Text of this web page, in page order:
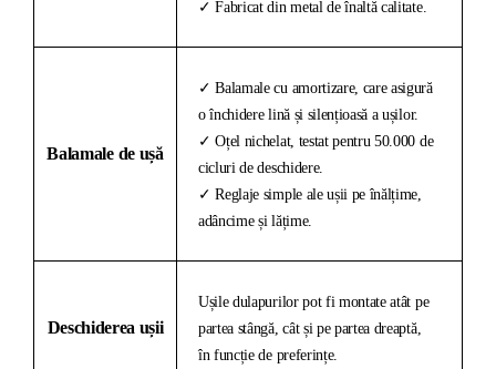
✓ Fabricat din metal de înaltă calitate.
Balamale de ușă
✓ Balamale cu amortizare, care asigură
o închidere lină și silențioasă a ușilor.
✓ Oțel nichelat, testat pentru 50.000 de
cicluri de deschidere.
✓ Reglaje simple ale ușii pe înălțime,
adâncime și lățime.
Deschiderea ușii
Ușile dulapurilor pot fi montate atât pe
partea stângă, cât și pe partea dreaptă,
în funcție de preferințe.